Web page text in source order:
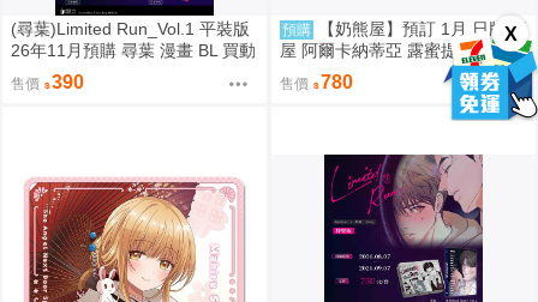
X
(尋葉)Limited Run_Vol.1 平裝版
26年11月預購 尋葉 漫畫 BL 買動
售價 390
預購
【奶熊屋】預訂 1月 日版 壽
屋 阿爾卡納蒂亞 露蜜提雅 First
Engage 一般版 組裝模型 0816
售價 780